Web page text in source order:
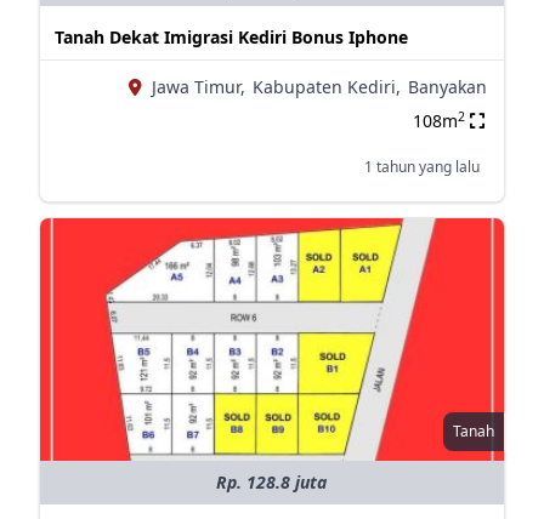
Tanah Dekat Imigrasi Kediri Bonus Iphone
Jawa Timur, Kabupaten Kediri, Banyakan
108m2
1 tahun yang lalu
Tanah
Rp. 128.8 juta